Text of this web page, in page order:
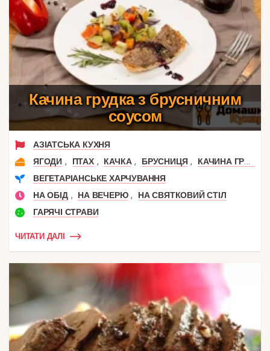
Качина грудка з брусничним
соусом
АЗІАТСЬКА КУХНЯ
ЯГОДИ , ПТАХ , КАЧКА , БРУСНИЦЯ ,
КАЧИНА ГРУДКА
ВЕГЕТАРІАНСЬКЕ ХАРЧУВАННЯ
НА ОБІД , НА ВЕЧЕРЮ ,
НА СВЯТКОВИЙ СТІЛ
ГАРЯЧІ СТРАВИ
ЧИТАТИ ДАЛІ